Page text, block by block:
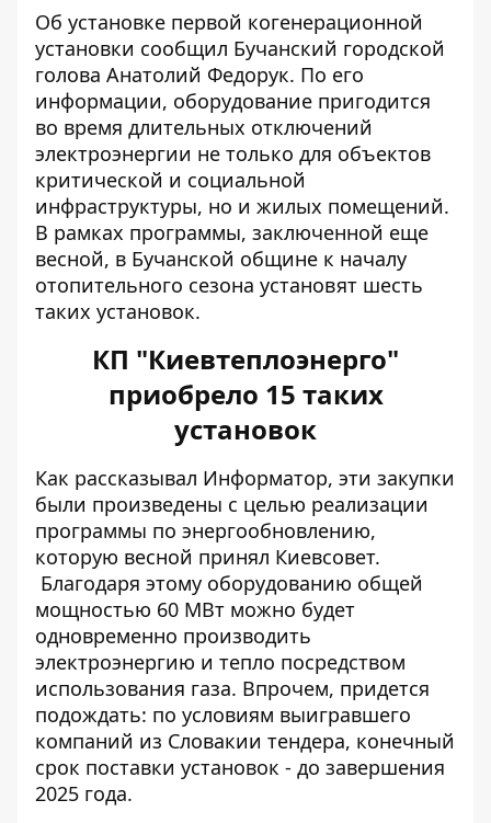
Об установке первой когенерационной
установки сообщил Бучанский городской
голова Анатолий Федорук. По его
информации, оборудование пригодится
во время длительных отключений
электроэнергии не только для объектов
критической и социальной
инфраструктуры, но и жилых помещений.
В рамках программы, заключенной еще
весной, в Бучанской общине к началу
отопительного сезона установят шесть
таких установок.
КП "Киевтеплоэнерго"
приобрело 15 таких
установок
Как рассказывал Информатор, эти закупки
были произведены с целью реализации
программы по энергообновлению,
которую весной принял Киевсовет.
Благодаря этому оборудованию общей
мощностью 60 МВт можно будет
одновременно производить
электроэнергию и тепло посредством
использования газа. Впрочем, придется
подождать: по условиям выигравшего
компаний из Словакии тендера, конечный
срок поставки установок - до завершения
2025 года.